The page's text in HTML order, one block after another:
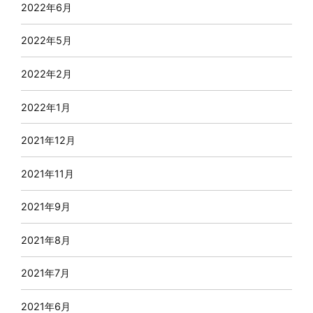
2022年6月
2022年5月
2022年2月
2022年1月
2021年12月
2021年11月
2021年9月
2021年8月
2021年7月
2021年6月